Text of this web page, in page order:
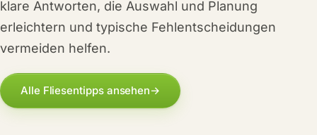
klare Antworten, die Auswahl und Planung
erleichtern und typische Fehlentscheidungen
vermeiden helfen.
Alle Fliesentipps ansehen→